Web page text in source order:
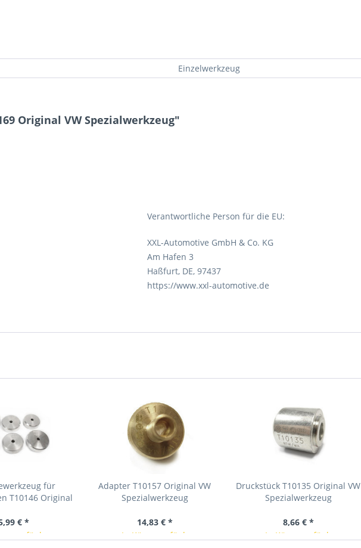
Einzelwerkzeug
Original VW Spezialwerkzeug"
Verantwortliche Person für die EU:
XXL-Automotive GmbH & Co. KG
Am Hafen 3
Haßfurt, DE, 97437
https://www.xxl-automotive.de
für
T10146 Original
€ *
verfügbar
Adapter T10157 Original VW
Spezialwerkzeug
14,83 € *
In Kürze verfügbar
Druckstück T10135 Original VW
Spezialwerkzeug
8,66 € *
In Kürze verfügbar